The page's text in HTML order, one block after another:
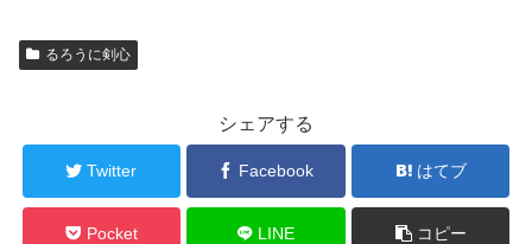
るろうに剣心
シェアする
Twitter Facebook はてブ
Pocket LINE コピー